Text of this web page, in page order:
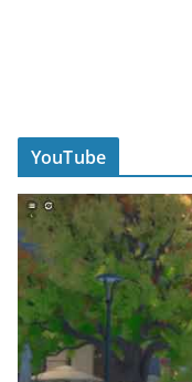
YouTube